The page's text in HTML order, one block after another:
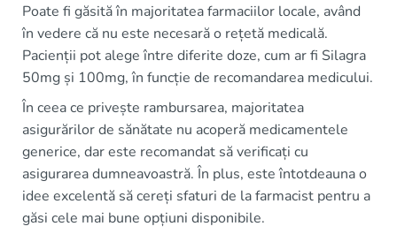
Poate fi găsită în majoritatea farmaciilor locale, având
în vedere că nu este necesară o rețetă medicală.
Pacienții pot alege între diferite doze, cum ar fi Silagra
50mg și 100mg, în funcție de recomandarea medicului.
În ceea ce privește rambursarea, majoritatea
asigurărilor de sănătate nu acoperă medicamentele
generice, dar este recomandat să verificați cu
asigurarea dumneavoastră. În plus, este întotdeauna o
idee excelentă să cereți sfaturi de la farmacist pentru a
găsi cele mai bune opțiuni disponibile.